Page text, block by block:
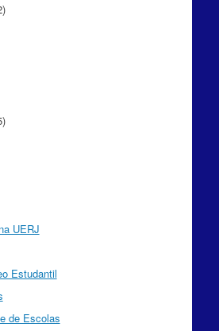
UERJ
Estudantil
de Escolas